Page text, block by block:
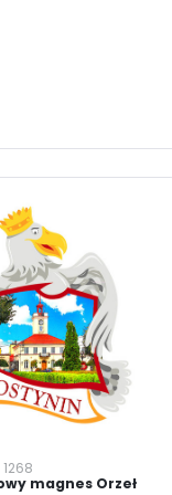
1268
magnes Orzeł